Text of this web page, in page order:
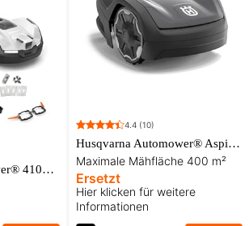
Husqvarna Automower® 410VE Black Premium-Paket
4.4 (10)
Husqvarna Automower® Aspire™ R4 Mähroboter
Maximale Mähfläche 400 m²
Ersetzt
Hier klicken für weitere
Informationen